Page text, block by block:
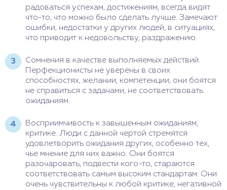
радоваться успехам, достижениям, всегда видят
что-то, что можно было сделать лучше. Замечают
ошибки, недостатки у других людей, в ситуациях,
что приводит к недовольству, раздражению.
Сомнения в качестве выполняемых действий.
Перфекционисты не уверены в своих
способностях, желании, компетенции, они боятся
не справиться с задачами, не соответствовать
ожиданиям.
Восприимчивость к завышенным ожиданиям,
критике. Люди с данной чертой стремятся
удовлетворить ожидания других, особенно тех,
чье мнение для них важно. Они боятся
разочаровать, подвести кого-то, стараются
соответствовать самым высоким стандартам. Они
очень чувствительны к любой критике, негативной